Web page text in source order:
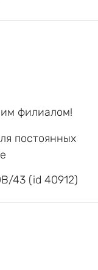
филиалом!
постоянных
43 (id 40912)